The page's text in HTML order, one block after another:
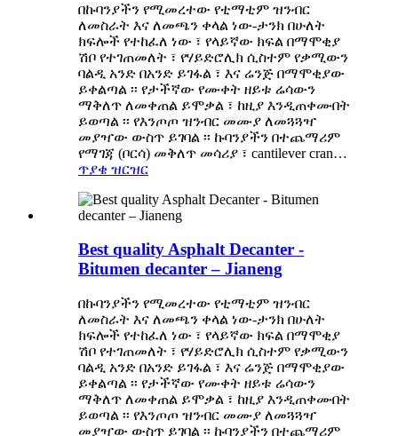
በኩባንያችን የሚመረተው የቲማቲም ዝንብር
ለመስራት እና ለመጫን ቀላል ነው-ታንክ በሁለት
ክፍሎች የተከፈለ ነው ፣ የላይኛው ክፍል በማሞቂያ
ሽቦ የተገጠመለት ፣ የሃይድሮሊክ ሲስተም የቃሚውን
ባልዲ አንድ በአንድ ይገፋል ፣ እና ሬንጅ በማሞቂያው
ይቀልጣል ፡፡ የታችኛው የሙቀት ዘይቱ ሬሳውን
ማቅለጥ ለመቀጠል ይሞቃል ፣ ከዚያ እንዲጠቀሙበት
ይወጣል ፡፡ የእንጦጦ ዝንብር መሙያ ለመጓጓዣ
መያዣው ውስጥ ይገባል ፡፡ ኩባንያችን በተጨማሪም
የማገጃ (ቦርሳ) መቅለጥ መሳሪያ ፣ cantilever cran…
ጥያቄ ዝርዝር
Best quality Asphalt Decanter -
Bitumen decanter – Jianeng
በኩባንያችን የሚመረተው የቲማቲም ዝንብር
ለመስራት እና ለመጫን ቀላል ነው-ታንክ በሁለት
ክፍሎች የተከፈለ ነው ፣ የላይኛው ክፍል በማሞቂያ
ሽቦ የተገጠመለት ፣ የሃይድሮሊክ ሲስተም የቃሚውን
ባልዲ አንድ በአንድ ይገፋል ፣ እና ሬንጅ በማሞቂያው
ይቀልጣል ፡፡ የታችኛው የሙቀት ዘይቱ ሬሳውን
ማቅለጥ ለመቀጠል ይሞቃል ፣ ከዚያ እንዲጠቀሙበት
ይወጣል ፡፡ የእንጦጦ ዝንብር መሙያ ለመጓጓዣ
መያዣው ውስጥ ይገባል ፡፡ ኩባንያችን በተጨማሪም